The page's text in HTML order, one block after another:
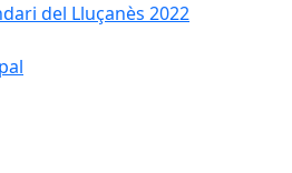
del Lluçanès 2022